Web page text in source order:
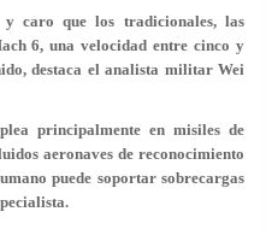
caro que los tradicionales, las
6, una velocidad entre cinco y
destaca el analista militar Wei
principalmente en misiles de
aeronaves de reconocimiento
puede soportar sobrecargas